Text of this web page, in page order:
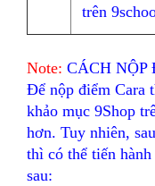
trên
Note: CÁCH
Để nộp điểm Cara
khảo mục 9Shop
hơn. Tuy nhiên,
thì có thể tiến
sau: